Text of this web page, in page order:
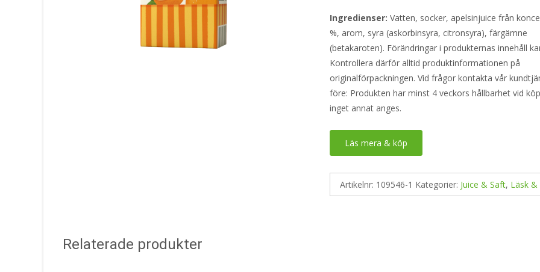
Ingredienser: Vatten, socker, apelsinjuice från
%, arom, syra (askorbinsyra, citronsyra), färgämne
(betakaroten). Förändringar i produkternas innehåll
Kontrollera därför alltid produktinformationen på
originalförpackningen. Vid frågor kontakta vår
före: Produkten har minst 4 veckors hållbarhet vid
inget annat anges.
Läs mera & köp
Artikelnr: 109546-1 Kategorier: Juice & Saft, Läsk &
Relaterade produkter